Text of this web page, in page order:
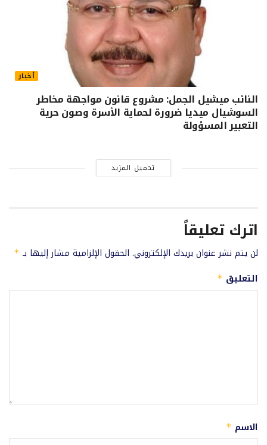
أخبار
النائب ميشيل الجمل: مشروع قانون مواجهة مخاطر
السوشيال ميديا ضرورة لحماية الأسرة وصون حرية
التعبير المسؤولة
تحميل المزيد
اترك تعليقاً
لن يتم نشر عنوان بريدك الإلكتروني. الحقول الإلزامية مشار إليها بـ *
التعليق *
الاسم *